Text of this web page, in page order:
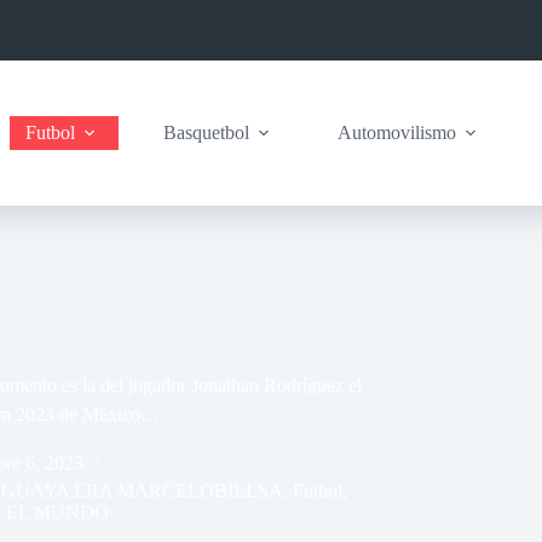
Futbol Basquetbol Automovilismo